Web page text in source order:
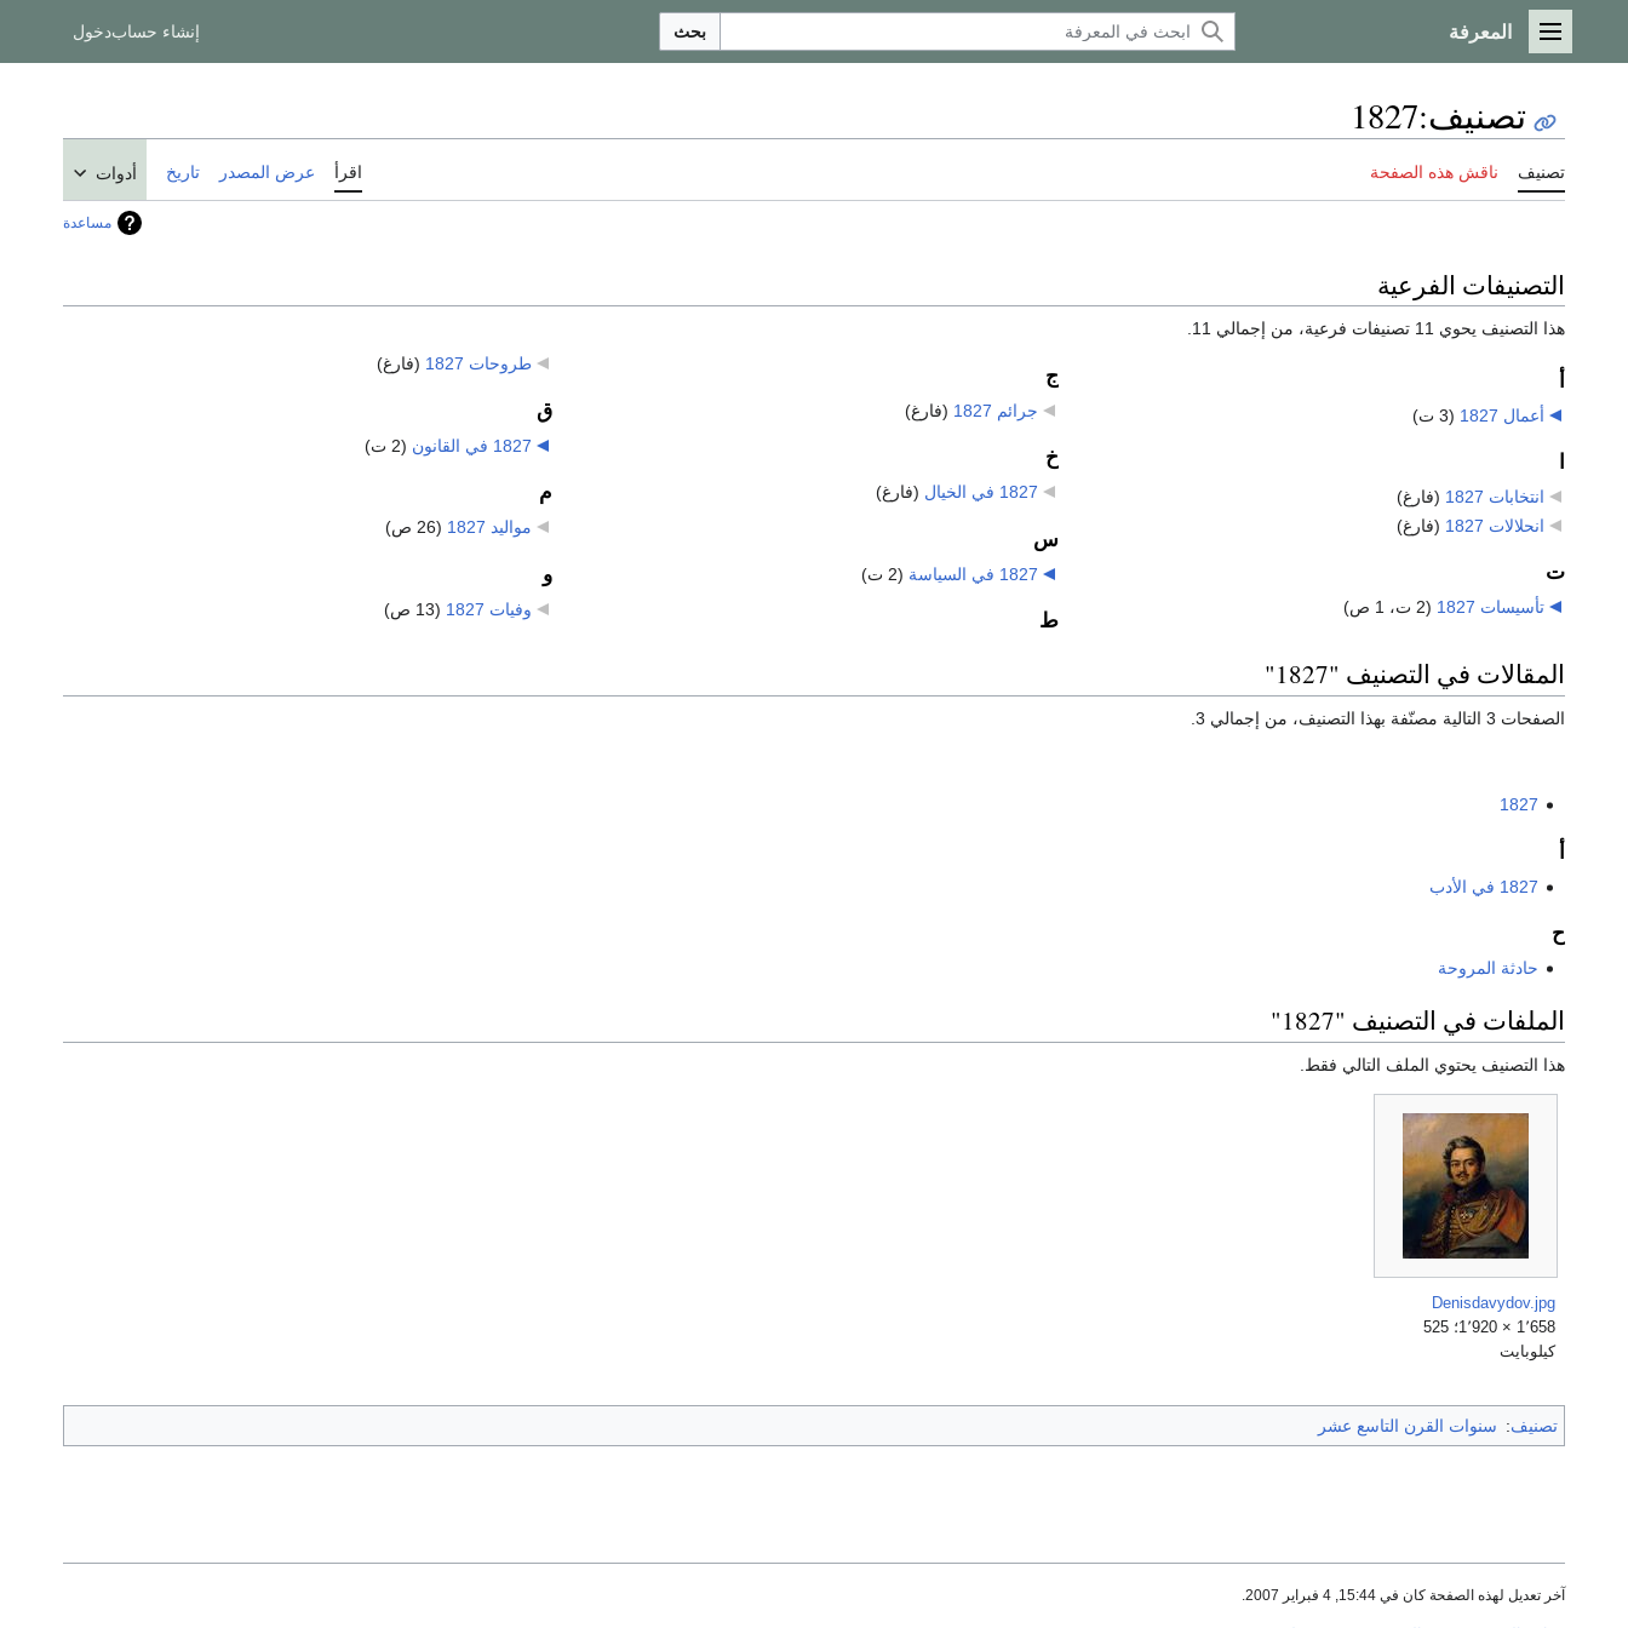
القائمة الرئيسية
المعرفة بحث إنشاء حسابدخول
تصنيف:
1827
تصنيف ناقش هذه الصفحة اقرأ عرض المصدر تاريخ أدوات
مساعدة
التصنيفات الفرعية
هذا التصنيف يحوي 11 تصنيفات فرعية، من إجمالي 11.
أعمال 1827 (3 ت)
انتخابات 1827
(فارغ)
انحلالات 1827
(فارغ)
ت
تأسيسات 1827 (2 ت، 1 ص)
ج
جرائم 1827 (فارغ)
خ
1827 في الخيال (فارغ)
س
1827 في السياسة (2 ت)
ط
طروحات 1827 (فارغ)
ق
1827 في القانون (2 ت)
م
مواليد 1827 (26 ص)
و
وفيات 1827 (13 ص)
المقالات في التصنيف "1827"
الصفحات 3 التالية مصنّفة بهذا التصنيف، من إجمالي 3.
1827
1827 في الأدب
ح
حادثة المروحة
الملفات في التصنيف "1827"
هذا التصنيف يحتوي الملف التالي فقط.
Denisdavydov.jpg
1٬658 × 1٬920؛ 525
كيلوبايت
تصنيف: سنوات القرن التاسع عشر
آخر تعديل لهذه الصفحة كان في 15:44, 4 فبراير 2007.